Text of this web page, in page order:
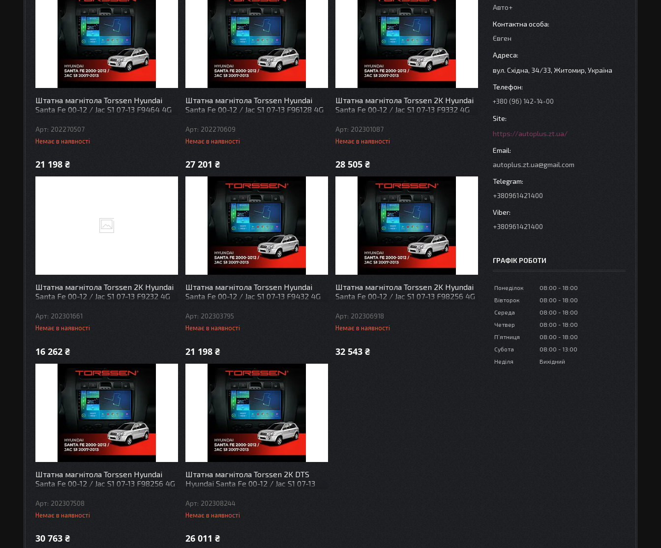
Штатна магнітола Torssen Hyundai
Santa Fe 00-12 / Jac S1 07-13 F9464 4G
202270507
Немає в наявності
21 198 ₴
Штатна магнітола Torssen Hyundai
Santa Fe 00-12 / Jac S1 07-13 F96128 4G
202270609
Немає в наявності
27 201 ₴
Штатна магнітола Torssen 2K Hyundai
Santa Fe 00-12 / Jac S1 07-13 F9332 4G
202301087
Немає в наявності
28 505 ₴
Штатна магнітола Torssen 2K Hyundai
Santa Fe 00-12 / Jac S1 07-13 F9232 4G
202301661
Немає в наявності
16 262 ₴
Штатна магнітола Torssen Hyundai
Santa Fe 00-12 / Jac S1 07-13 F9432 4G
202303795
Немає в наявності
21 198 ₴
Штатна магнітола Torssen 2K Hyundai
Santa Fe 00-12 / Jac S1 07-13 F98256 4G
202306918
Немає в наявності
32 543 ₴
Штатна магнітола Torssen Hyundai
Santa Fe 00-12 / Jac S1 07-13 F98256 4G
202307508
Немає в наявності
30 763 ₴
Штатна магнітола Torssen 2K DTS
Hyundai Santa Fe 00-12 / Jac S1 07-13
202308244
Немає в наявності
26 011 ₴
Авто+
Євген
вул. Східна, 34/33, Житомир, Україна
+380 (96) 142-14-00
https://autoplus.zt.ua/
autoplus.zt.ua@gmail.com
+380961421400
+380961421400
ГРАФІК РОБОТИ
Понеділок 08:00
18:00
Вівторок
08:00
18:00
Середа
08:00
18:00
Четвер
08:00
18:00
Пʼятниця
08:00
18:00
Субота
08:00
13:00
Неділя
Вихідний